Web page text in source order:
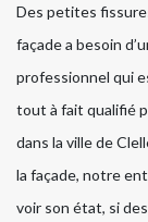
Des petites
façade a besoin
professionnel qui
tout à fait qualifié
dans la ville de
la façade, notre
voir son état, si